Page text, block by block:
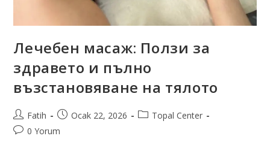
Лечебен масаж: Ползи за
здравето и пълно
възстановяване на тялото
Fatih Ocak 22, 2026
Topal Center
0 Yorum